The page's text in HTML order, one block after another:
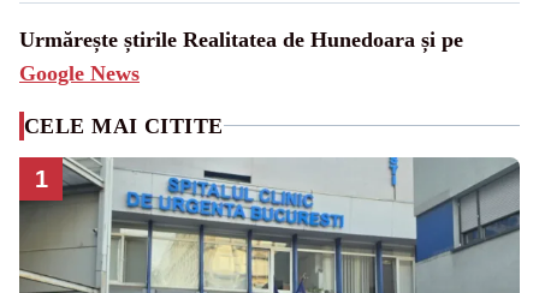
Urmărește știrile Realitatea de Hunedoara și pe
Google News
CELE MAI CITITE
1